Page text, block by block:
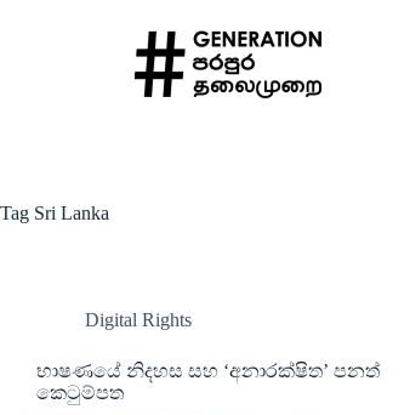
Tag Sri Lanka
Digital Rights
භාෂණයේ නිදහස සහ ‘අනාරක්ෂිත’ පනත්
කෙටුම්පත